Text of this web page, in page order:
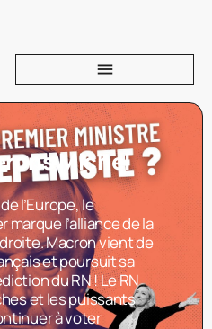
Michel
l’Europe, le
l’alliance de la
Macron vient de
et poursuit sa
du RN ! Le RN
et les puissants
à voter